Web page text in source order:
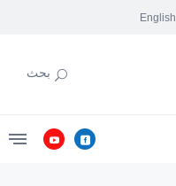
English
بحث